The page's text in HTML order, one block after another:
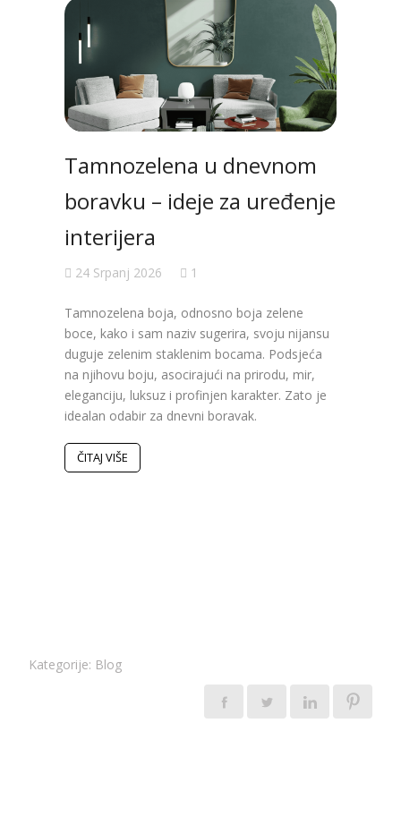
Tamnozelena u dnevnom
boravku – ideje za uređenje
interijera
24 Srpanj 2026 1
Tamnozelena boja, odnosno boja zelene
boce, kako i sam naziv sugerira, svoju nijansu
duguje zelenim staklenim bocama. Podsjeća
na njihovu boju, asocirajući na prirodu, mir,
eleganciju, luksuz i profinjen karakter. Zato je
idealan odabir za dnevni boravak.
ČITAJ VIŠE
Kategorije: Blog